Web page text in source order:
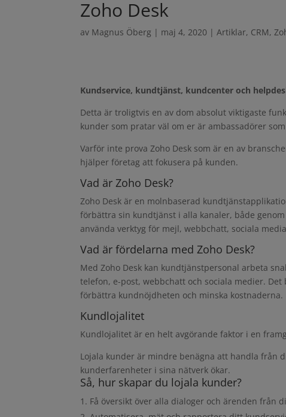
Zoho Desk
av Magnus Öberg | maj 4, 2020 |Artiklar, CRM,
Kundservice, kundtjänst, kundcenter och
Detta är troligtvis en av dom absolut viktigaste
kunder som pratar väl om er är ambassadörer
Varför inte prova Zoho Desk som är en av
hjälper företag att fokusera på kunden.
Vad är Zoho Desk?
Zoho Desk är en molnbaserad
förbättra sin kundtjänst i alla kanaler, både
använda verktyg för mejl, webbchatt, sociala
Vad är fördelarna med Zoho Desk?
Med Zoho Desk kan kundtjänstpersonal arbeta
telefon, e-post, webbchatt och sociala medier.
förbättra kundnöjdheten och minska kostnaderna.
Kundlojalitet
Kundlojalitet är en helt avgörande faktor i en
Lojala kunder är mindre benägna att handla från
kunderfarenheter i sina nätverk ökar.
Så, hur skapar du lojala kunder?
Få översikt över alla dialoger och ärenden från